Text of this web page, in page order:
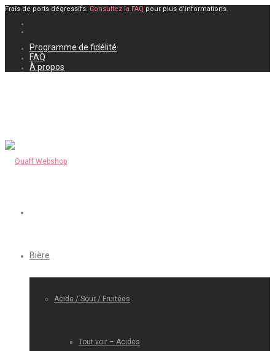
Frais de ports dégressifs. Consultez la FAQ pour plus d'informations.
Programme de fidélité
FAQ
À propos
Bière
Acide / Sour / Fruitées
Tout voir – Acides